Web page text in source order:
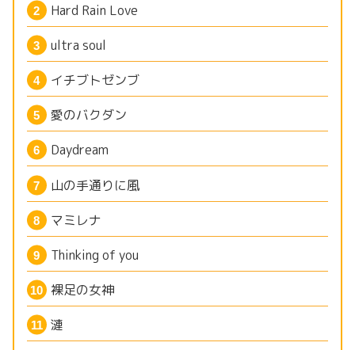
Hard Rain Love
ultra soul
イチブトゼンブ
愛のバクダン
Daydream
山の手通りに風
マミレナ
Thinking of you
裸足の女神
漣